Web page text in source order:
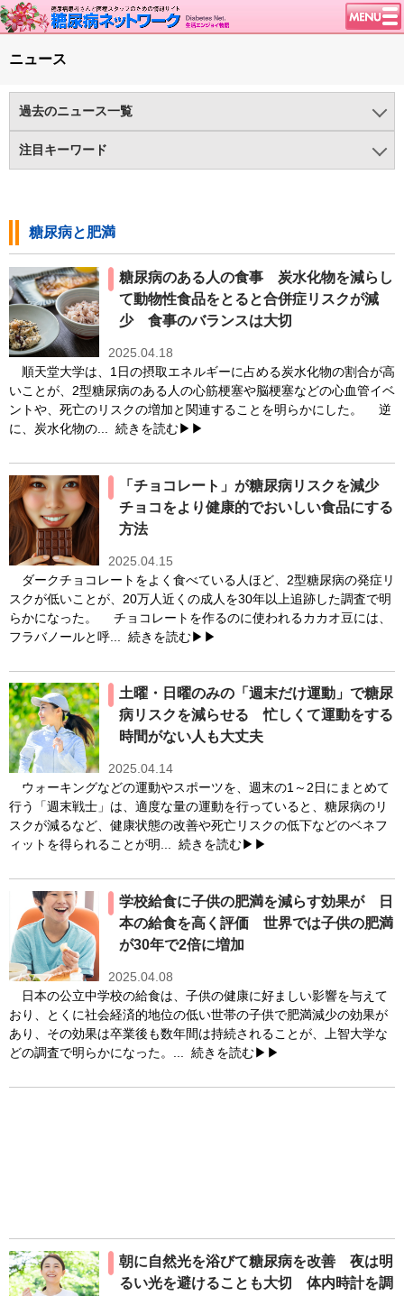
学会・イベント
糖尿病のきほん
特集・連載 一覧へ
腎臓の健康道
インスリンポンプ
血糖トレンド
グリコアルブミン
1型ライフ
ニュース
過去のニュース一覧
2025年 2024年
2019年 2018年 2017年 2016年 2015年 2014年
2007年 2006年
注目キーワード
メンタルヘルス（279) ライフスタイル（925)
世界糖尿病デー（90) 医療の進歩（497)
医薬品/インスリン（648)
糖尿病と肥満（466) 糖尿病の検査（HbA1c 他）（583)
糖尿病の統計（27) 糖尿病の診断基準（43)
糖尿病予備群（307)
血糖自己測定（SMBG）（142)
食事療法（1318)
糖尿病と肥満
糖尿病のある人の食事 炭水化物を減らし
て動物性食品をとると合併症リスクが減
少 食事のバランスは大切
2025.04.18
順天堂大学は、1日の摂取エネルギーに占める炭水化物の割合が高
いことが、2型糖尿病のある人の心筋梗塞や脳梗塞などの心血管イベ
ントや、死亡のリスクの増加と関連することを明らかにした。 逆
に、炭水化物の... 続きを読む▶▶
「チョコレート」が糖尿病リスクを減少
チョコをより健康的でおいしい食品にする
方法
2025.04.15
ダークチョコレートをよく食べている人ほど、2型糖尿病の発症リ
スクが低いことが、20万人近くの成人を30年以上追跡した調査で明
らかになった。 チョコレートを作るのに使われるカカオ豆には、
フラバノールと呼... 続きを読む▶▶
土曜・日曜のみの「週末だけ運動」で糖尿
病リスクを減らせる 忙しくて運動をする
時間がない人も大丈夫
2025.04.14
ウォーキングなどの運動やスポーツを、週末の1～2日にまとめて
行う「週末戦士」は、適度な量の運動を行っていると、糖尿病のリ
スクが減るなど、健康状態の改善や死亡リスクの低下などのベネフ
ィットを得られることが明... 続きを読む▶▶
学校給食に子供の肥満を減らす効果が 日
本の給食を高く評価 世界では子供の肥満
が30年で2倍に増加
2025.04.08
日本の公立中学校の給食は、子供の健康に好ましい影響を与えて
おり、とくに社会経済的地位の低い世帯の子供で肥満減少の効果が
あり、その効果は卒業後も数年間は持続されることが、上智大学な
どの調査で明らかになった。... 続きを読む▶▶
朝に自然光を浴びて糖尿病を改善 夜は明
るい光を避けることも大切 体内時計を調